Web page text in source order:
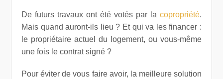
De futurs travaux ont été votés par la copropriété.
Mais quand auront-ils lieu ? Et qui va les financer :
le propriétaire actuel du logement, ou vous-même
une fois le contrat signé ?
Pour éviter de vous faire avoir, la meilleure solution